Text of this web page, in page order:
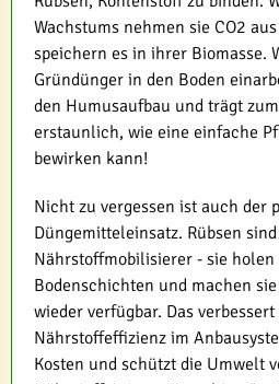
Wachstums nehmen sie CO2
speichern es in ihrer Biomasse.
Gründünger in den Boden
den Humusaufbau und trägt
erstaunlich, wie eine einfache
bewirken kann!
Nicht zu vergessen ist auch der
Düngemitteleinsatz. Rübsen
Nährstoffmobilisierer - sie
Bodenschichten und machen
wieder verfügbar. Das
Nährstoffeffizienz im
Kosten und schützt die Umwelt